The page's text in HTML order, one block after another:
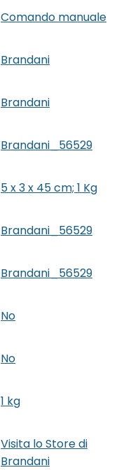
‎Comando manuale
‎Brandani
‎Brandani
‎Brandani_56529
‎5 x 3 x 45 cm; 1 Kg
‎Brandani_56529
‎Brandani_56529
‎No
‎No
‎1 kg
Visita lo Store di
Brandani